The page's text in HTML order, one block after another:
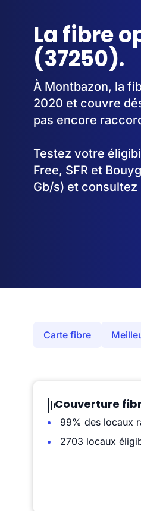
La fibre
(37250).
À Montbazon, la
2020 et couvre
pas encore
Testez votre
Free, SFR et
Gb/s) et
Carte fibre
Couverture
99% des locaux
2703 locaux